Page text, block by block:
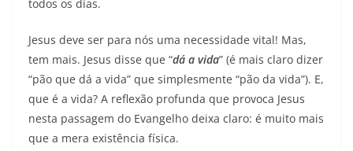
todos os dias.
Jesus deve ser para nós uma necessidade vital! Mas,
tem mais. Jesus disse que “dá a vida” (é mais claro dizer
“pão que dá a vida” que simplesmente “pão da vida”). E,
que é a vida? A reflexão profunda que provoca Jesus
nesta passagem do Evangelho deixa claro: é muito mais
que a mera existência física.